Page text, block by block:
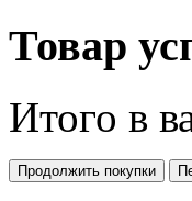
Товар
Итого в
Продолжить покупки